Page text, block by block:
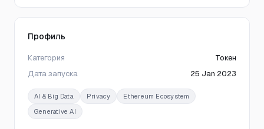
Профиль
Категория
Токен
Дата запуска
25 Jan 2023
AI & Big Data Privacy
Ethereum Ecosystem
Generative AI